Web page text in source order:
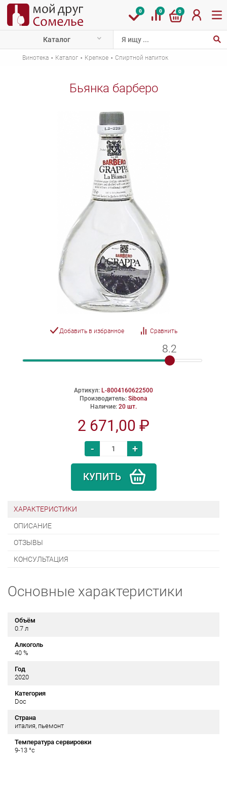
0 0 0
Каталог
Винотека · Каталог · Крепкое · Спиртной напиток
Бьянка барберо
Добавить в избранное Сравнить
8.2
8.2
Артикул: L-8004160622500
Производитель: Sibona
Наличие: 20 шт.
2 671,00 ₽
- +
КУПИТЬ
ХАРАКТЕРИСТИКИ
ОПИСАНИЕ
ОТЗЫВЫ
КОНСУЛЬТАЦИЯ
Основные характеристики
Объём
0.7 л
Алкоголь
40 %
Год
2020
Категория
Doc
Страна
италия, пьемонт
Температура сервировки
9-13 °c